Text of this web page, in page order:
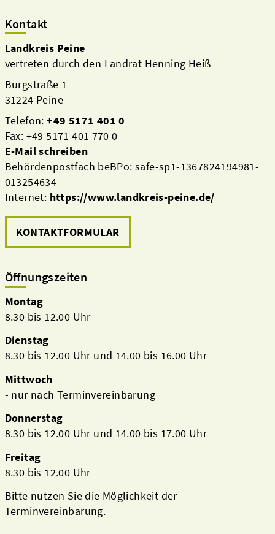
Kontakt
Landkreis Peine
vertreten durch den Landrat Henning Heiß
Burgstraße 1
31224 Peine
Telefon:+49 5171 401 0
Fax: +49 5171 401 770 0
E-Mail schreiben
Behördenpostfach beBPo: safe-sp1-1367824194981-
013254634
Internet: https://www.landkreis-peine.de/
KONTAKTFORMULAR
Öffnungszeiten
Montag
8.30 bis 12.00 Uhr
Dienstag
8.30 bis 12.00 Uhr und 14.00 bis 16.00 Uhr
Mittwoch
- nur nach Terminvereinbarung
Donnerstag
8.30 bis 12.00 Uhr und 14.00 bis 17.00 Uhr
Freitag
8.30 bis 12.00 Uhr
Bitte nutzen Sie die Möglichkeit der
Terminvereinbarung.